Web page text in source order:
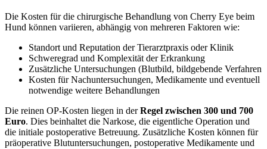
Die Kosten für die chirurgische Behandlung von Cherry Eye beim
Hund können variieren, abhängig von mehreren Faktoren wie:
Standort und Reputation der Tierarztpraxis oder Klinik
Schweregrad und Komplexität der Erkrankung
Zusätzliche Untersuchungen (Blutbild, bildgebende Verfahren
Kosten für Nachuntersuchungen, Medikamente und eventuell
notwendige weitere Behandlungen
Die reinen OP-Kosten liegen in derRegel zwischen 300 und 700
Euro. Dies beinhaltet die Narkose, die eigentliche Operation und
die initiale postoperative Betreuung. Zusätzliche Kosten können für
präoperative Blutuntersuchungen, postoperative Medikamente und